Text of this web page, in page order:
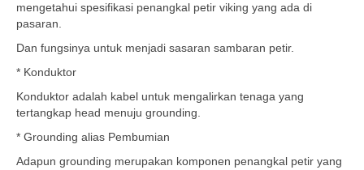
mengetahui spesifikasi penangkal petir viking yang ada di
pasaran.
Dan fungsinya untuk menjadi sasaran sambaran petir.
* Konduktor
Konduktor adalah kabel untuk mengalirkan tenaga yang
tertangkap head menuju grounding.
* Grounding alias Pembumian
Adapun grounding merupakan komponen penangkal petir yang